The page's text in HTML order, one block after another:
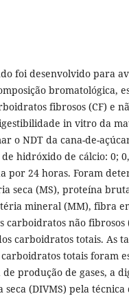
foi desenvolvido para
bromatológica,
fibrosos (CF) e
in vitro da
o NDT da cana-de-
de hidróxido de cálcio: 0;
por 24 horas. Foram
seca (MS), proteína
mineral (MM), fibra
carboidratos não fibrosos
carboidratos totais. As
carboidratos totais foram
produção de gases, a
(DIVMS) pela técnica